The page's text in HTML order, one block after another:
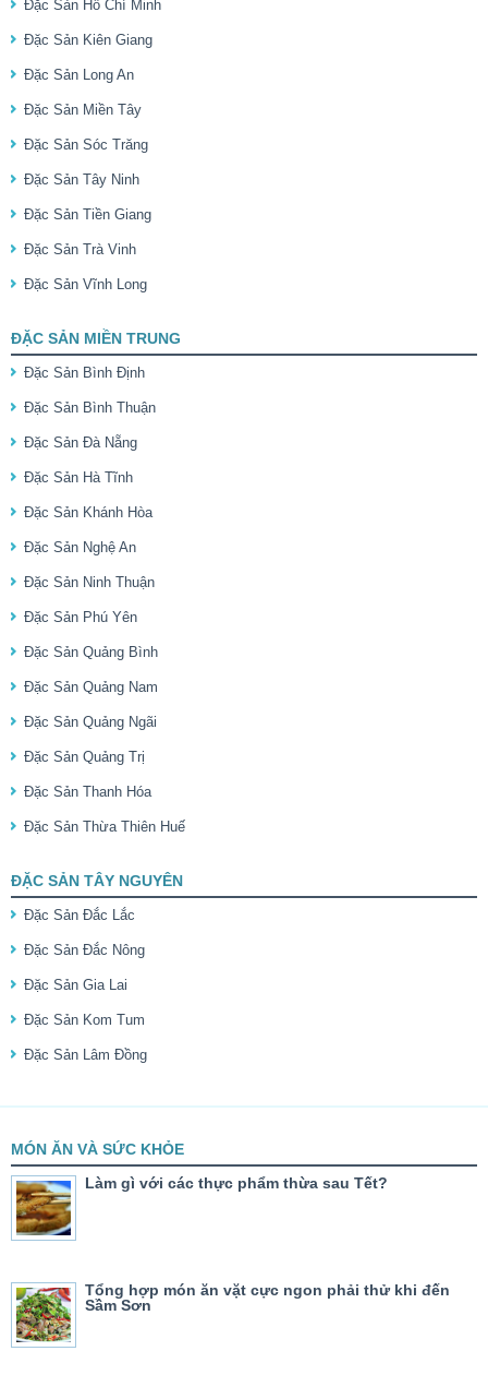
Đặc Sản Hồ Chí Minh
Đặc Sản Kiên Giang
Đặc Sản Long An
Đặc Sản Miền Tây
Đặc Sản Sóc Trăng
Đặc Sản Tây Ninh
Đặc Sản Tiền Giang
Đặc Sản Trà Vinh
Đặc Sản Vĩnh Long
ĐẶC SẢN MIỀN TRUNG
Đặc Sản Bình Định
Đặc Sản Bình Thuận
Đặc Sản Đà Nẵng
Đặc Sản Hà Tĩnh
Đặc Sản Khánh Hòa
Đặc Sản Nghệ An
Đặc Sản Ninh Thuận
Đặc Sản Phú Yên
Đặc Sản Quảng Bình
Đặc Sản Quảng Nam
Đặc Sản Quảng Ngãi
Đặc Sản Quảng Trị
Đặc Sản Thanh Hóa
Đặc Sản Thừa Thiên Huế
ĐẶC SẢN TÂY NGUYÊN
Đặc Sản Đắc Lắc
Đặc Sản Đắc Nông
Đặc Sản Gia Lai
Đặc Sản Kom Tum
Đặc Sản Lâm Đồng
MÓN ĂN VÀ SỨC KHỎE
Làm gì với các thực phẩm thừa sau Tết?
Tổng hợp món ăn vặt cực ngon phải thử khi đến
Sầm Sơn